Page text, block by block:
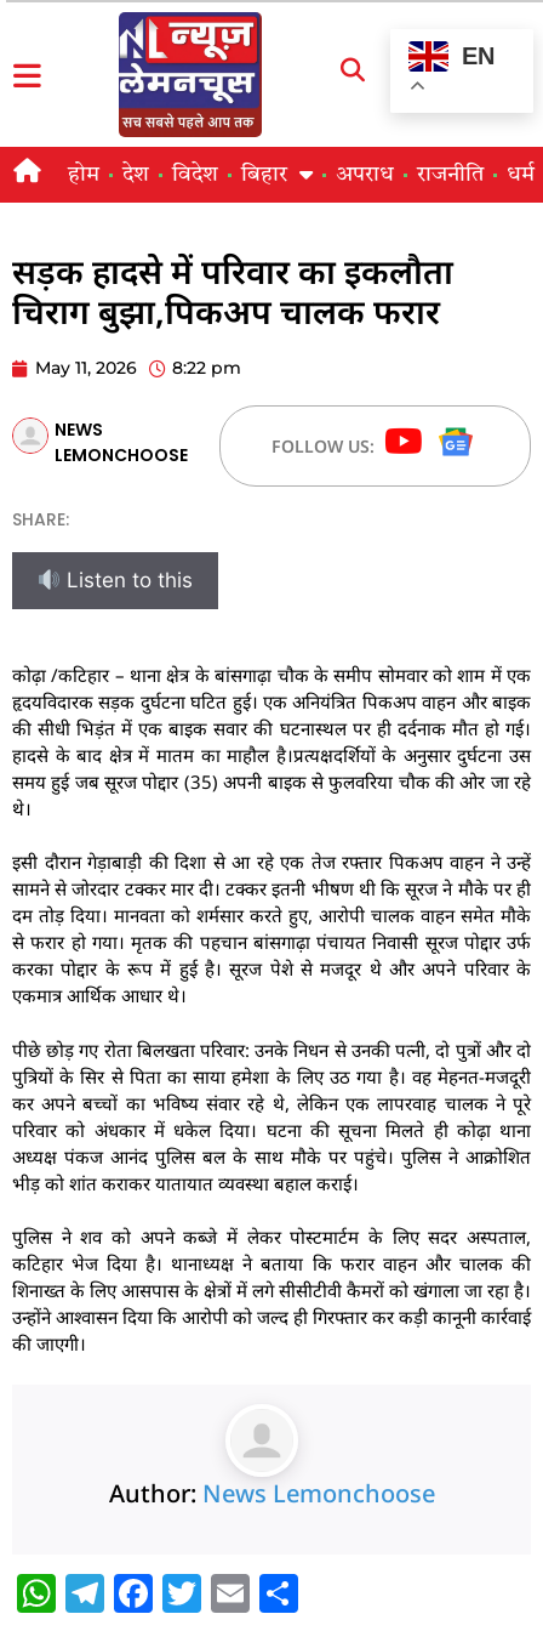
EN
होम देश विदेश बिहार अपराध राजनीति धर्म
सड़क हादसे में परिवार का इकलौता
चिराग बुझा,पिकअप चालक फरार
May 11, 2026 8:22 pm
NEWS
LEMONCHOOSE
FOLLOW US:
SHARE:
Listen to this
कोढ़ा /कटिहार – थाना क्षेत्र के बांसगाढ़ा चौक के समीप सोमवार को शाम में एक
हृदयविदारक सड़क दुर्घटना घटित हुई। एक अनियंत्रित पिकअप वाहन और बाइक
की सीधी भिड़ंत में एक बाइक सवार की घटनास्थल पर ही दर्दनाक मौत हो गई।
हादसे के बाद क्षेत्र में मातम का माहौल है।प्रत्यक्षदर्शियों के अनुसार दुर्घटना उस
समय हुई जब सूरज पोद्दार (35) अपनी बाइक से फुलवरिया चौक की ओर जा रहे
थे।
इसी दौरान गेड़ाबाड़ी की दिशा से आ रहे एक तेज रफ्तार पिकअप वाहन ने उन्हें
सामने से जोरदार टक्कर मार दी। टक्कर इतनी भीषण थी कि सूरज ने मौके पर ही
दम तोड़ दिया। मानवता को शर्मसार करते हुए, आरोपी चालक वाहन समेत मौके
से फरार हो गया। मृतक की पहचान बांसगाढ़ा पंचायत निवासी सूरज पोद्दार उर्फ
करका पोद्दार के रूप में हुई है। सूरज पेशे से मजदूर थे और अपने परिवार के
एकमात्र आर्थिक आधार थे।
पीछे छोड़ गए रोता बिलखता परिवार: उनके निधन से उनकी पत्नी, दो पुत्रों और दो
पुत्रियों के सिर से पिता का साया हमेशा के लिए उठ गया है। वह मेहनत-मजदूरी
कर अपने बच्चों का भविष्य संवार रहे थे, लेकिन एक लापरवाह चालक ने पूरे
परिवार को अंधकार में धकेल दिया। घटना की सूचना मिलते ही कोढ़ा थाना
अध्यक्ष पंकज आनंद पुलिस बल के साथ मौके पर पहुंचे। पुलिस ने आक्रोशित
भीड़ को शांत कराकर यातायात व्यवस्था बहाल कराई।
पुलिस ने शव को अपने कब्जे में लेकर पोस्टमार्टम के लिए सदर अस्पताल,
कटिहार भेज दिया है। थानाध्यक्ष ने बताया कि फरार वाहन और चालक की
शिनाख्त के लिए आसपास के क्षेत्रों में लगे सीसीटीवी कैमरों को खंगाला जा रहा है।
उन्होंने आश्वासन दिया कि आरोपी को जल्द ही गिरफ्तार कर कड़ी कानूनी कार्रवाई
की जाएगी।
Author: News Lemonchoose
W T F T E